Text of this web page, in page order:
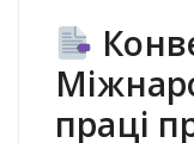
праці